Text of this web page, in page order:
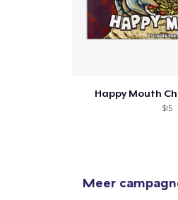
Happy Mouth
$15
Meer